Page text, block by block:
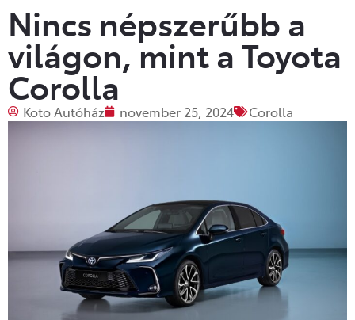
Nincs népszerűbb a
világon, mint a Toyota
Corolla
Koto Autóház november 25, 2024 Corolla